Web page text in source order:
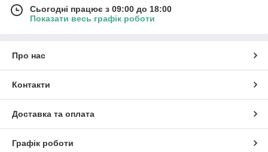
Сьогодні працює з 09:00 до 18:00
Показати весь графік роботи
Про нас
Контакти
Доставка та оплата
Графік роботи